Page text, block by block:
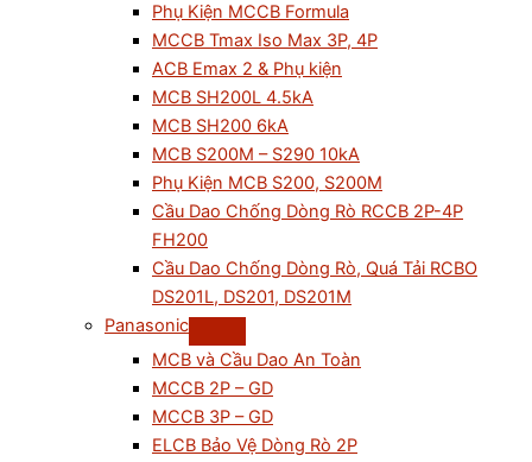
Phụ Kiện MCCB Formula
MCCB Tmax Iso Max 3P, 4P
ACB Emax 2 & Phụ kiện
MCB SH200L 4.5kA
MCB SH200 6kA
MCB S200M – S290 10kA
Phụ Kiện MCB S200, S200M
Cầu Dao Chống Dòng Rò RCCB 2P-4P
FH200
Cầu Dao Chống Dòng Rò, Quá Tải RCBO
DS201L, DS201, DS201M
Panasonic
MCB và Cầu Dao An Toàn
MCCB 2P – GD
MCCB 3P – GD
ELCB Bảo Vệ Dòng Rò 2P